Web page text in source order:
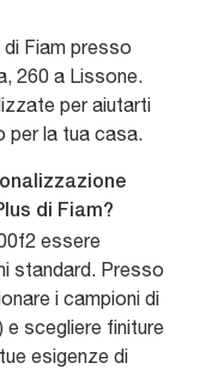
Fiam presso
260 a Lissone.
per aiutarti
per la tua casa.
di Fiam?
essere
standard. Presso
i campioni di
e scegliere finiture
esigenze di